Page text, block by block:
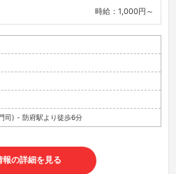
時給：1,000円～
司) - 防府駅より徒歩6分
報の詳細を見る